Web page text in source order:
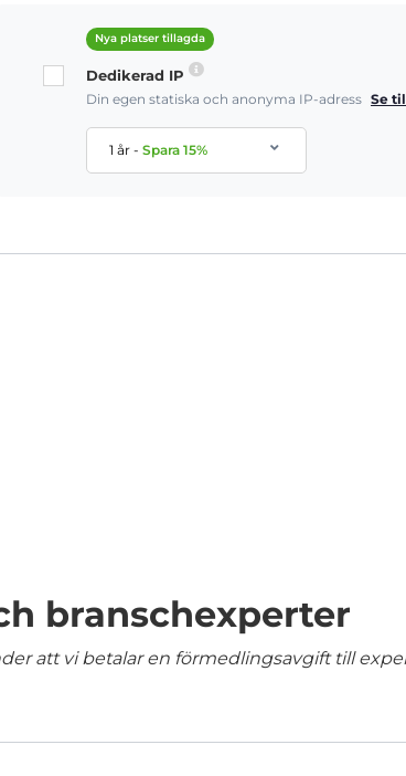
Nya platser tillagda
Dedikerad IP
Din egen statiska och anonyma IP-adress Se
1 år-Spara15%
branschexperter
att vi betalar en förmedlingsavgift till